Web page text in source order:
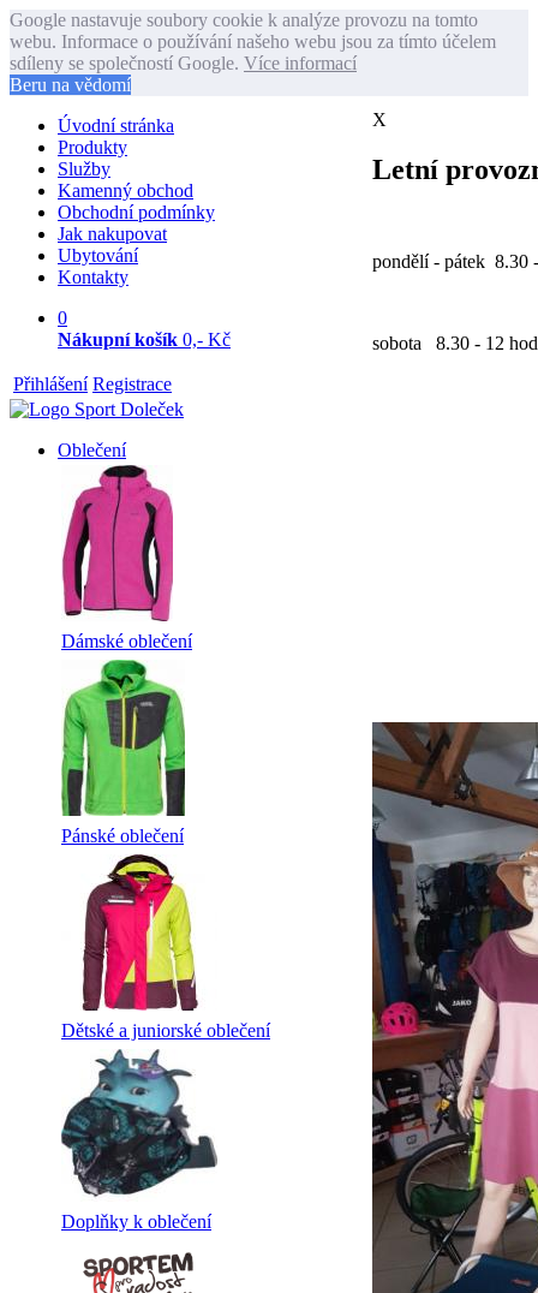
Google nastavuje soubory cookie k analýze provozu na tomto
webu. Informace o používání našeho webu jsou za tímto účelem
sdíleny se společností Google. Více informací
Beru na vědomí
X
Letní
pondělí - pátek 8.30
sobota 8.30 - 12 hod
Úvodní stránka
Produkty
Služby
Kamenný obchod
Obchodní podmínky
Jak nakupovat
Ubytování
Kontakty
0
Nákupní košík 0,- Kč
Přihlášení Registrace
Oblečení
Dámské oblečení
Pánské oblečení
Dětské a juniorské oblečení
Doplňky k oblečení